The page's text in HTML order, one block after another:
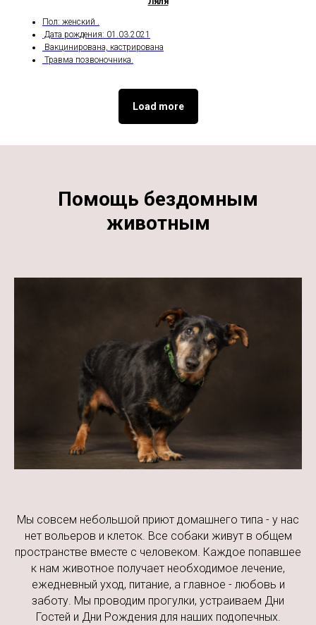
Пол: женский .
Дата рождения: 01.03.2021
Вакцинирована, кастрирована
Травма позвоночника.
Load more
Помощь бездомным
животным
Мы совсем небольшой приют домашнего типа - у нас
нет вольеров и клеток. Все собаки живут в общем
пространстве вместе с человеком. Каждое попавшее
к нам животное получает необходимое лечение,
ежедневный уход, питание, а главное - любовь и
заботу. Мы проводим прогулки, устраиваем Дни
Гостей и Дни Рождения для наших подопечных.